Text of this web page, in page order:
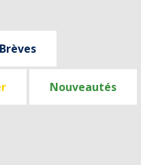
Brèves
Nouveautés